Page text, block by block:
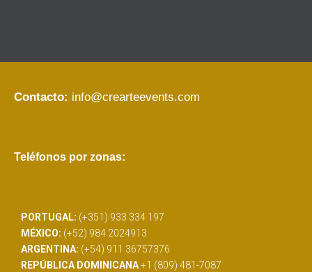
Contacto: info@crearteevents.com
Teléfonos por zonas:
PORTUGAL: (+351) 933 334 197
MÉXICO: (+52) 984 2024913
ARGENTINA: (+54) 911 36757376
REPÚBLICA DOMINICANA+1 (809) 481-7087